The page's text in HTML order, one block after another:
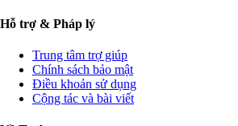
Hỗ trợ & Pháp lý
Trung tâm trợ giúp
Chính sách bảo mật
Điều khoản sử dụng
Cộng tác và bài viết